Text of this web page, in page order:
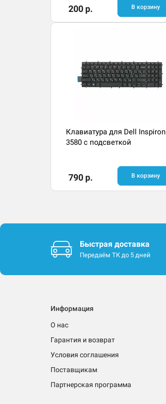
200 р. В корзину
Клавиатура для Dell Inspiron
3580 с подсветкой
790 р. В корзину
Быстрая доставка
Передаём ТК до 5 дней
Информация
О нас
Гарантия и возврат
Условия соглашения
Поставщикам
Партнерская программа